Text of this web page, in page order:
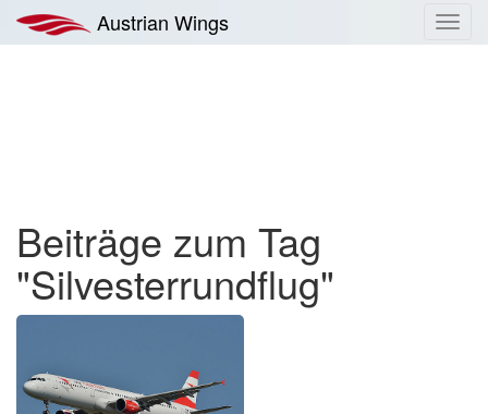
Inhalt
springen
Austrian Wings
Beiträge zum Tag
"Silvesterrundflug"